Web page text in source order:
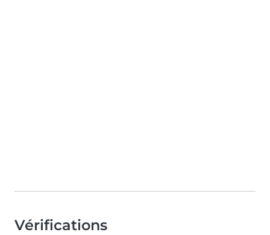
Vérifications